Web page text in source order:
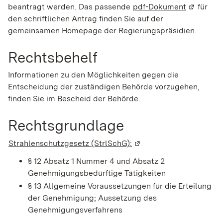
beantragt werden. Das passende pdf-Dokument (Wird in
für
den schriftlichen Antrag finden Sie auf der
gemeinsamen Homepage der Regierungspräsidien.
Rechtsbehelf
Informationen zu den Möglichkeiten gegen die
Entscheidung der zuständigen Behörde vorzugehen,
finden Sie im Bescheid der Behörde.
Rechtsgrundlage
Strahlenschutzgesetz (StrlSchG): (Wird in einem neuen
§ 12 Absatz 1 Nummer 4 und Absatz 2
Genehmigungsbedürftige Tätigkeiten
§ 13 Allgemeine Voraussetzungen für die Erteilung
der Genehmigung; Aussetzung des
Genehmigungsverfahrens